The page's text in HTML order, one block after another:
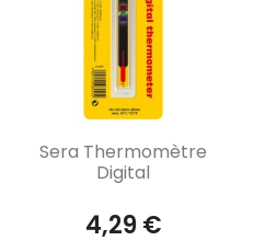
Aperçu rapide
Sera Thermomètre
Digital
4,29 €